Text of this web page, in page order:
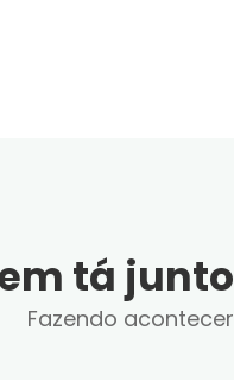
tá junto
Fazendo acontecer